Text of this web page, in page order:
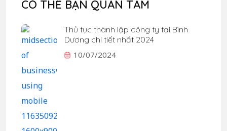
CÓ THỂ BẠN QUAN TÂM
Thủ tục thành lập công ty tại Bình
Dương chi tiết nhất 2024
10/07/2024